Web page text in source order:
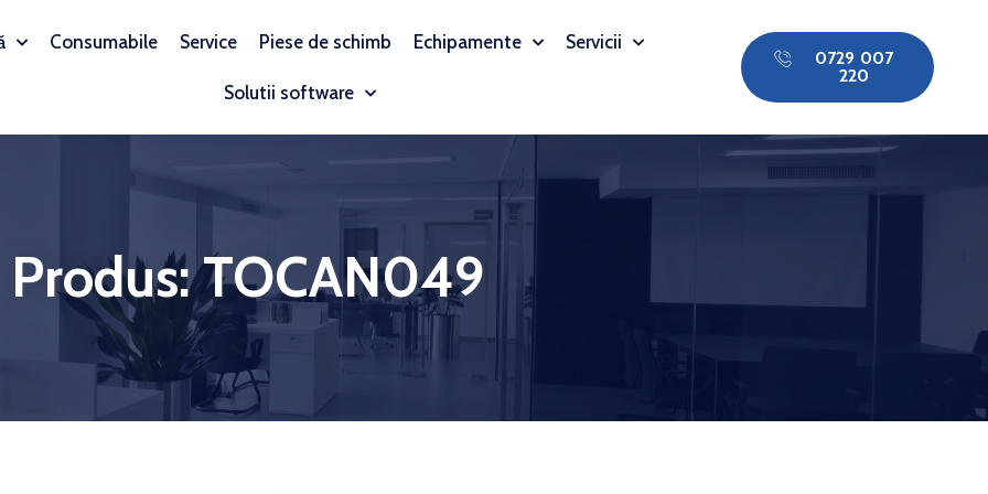
Consumabile Service Piese de schimb Echipamente Servicii
Solutii software
0729 007
220
Produs: TOCAN049